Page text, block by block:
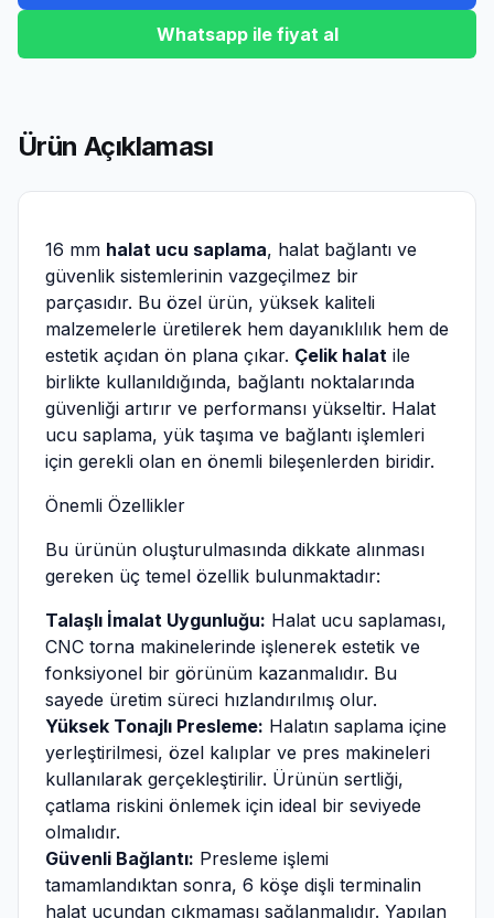
Whatsapp ile fiyat al
Ürün Açıklaması
16 mm halat ucu saplama, halat bağlantı ve
güvenlik sistemlerinin vazgeçilmez bir
parçasıdır. Bu özel ürün, yüksek kaliteli
malzemelerle üretilerek hem dayanıklılık hem de
estetik açıdan ön plana çıkar. Çelik halat ile
birlikte kullanıldığında, bağlantı noktalarında
güvenliği artırır ve performansı yükseltir. Halat
ucu saplama, yük taşıma ve bağlantı işlemleri
için gerekli olan en önemli bileşenlerden biridir.
Önemli Özellikler
Bu ürünün oluşturulmasında dikkate alınması
gereken üç temel özellik bulunmaktadır:
Talaşlı İmalat Uygunluğu: Halat ucu saplaması,
CNC torna makinelerinde işlenerek estetik ve
fonksiyonel bir görünüm kazanmalıdır. Bu
sayede üretim süreci hızlandırılmış olur.
Yüksek Tonajlı Presleme: Halatın saplama içine
yerleştirilmesi, özel kalıplar ve pres makineleri
kullanılarak gerçekleştirilir. Ürünün sertliği,
çatlama riskini önlemek için ideal bir seviyede
olmalıdır.
Güvenli Bağlantı: Presleme işlemi
tamamlandıktan sonra, 6 köşe dişli terminalin
halat ucundan çıkmaması sağlanmalıdır. Yapılan